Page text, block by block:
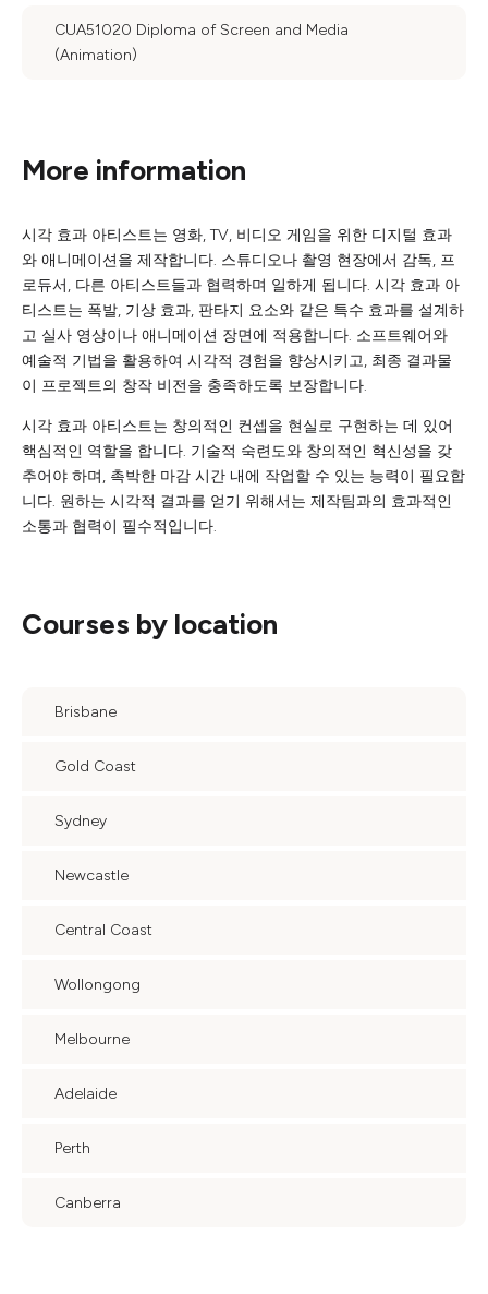
CUA51020 Diploma of Screen and Media
(Animation)
More information
시각 효과 아티스트는 영화, TV, 비디오 게임을 위한 디지털 효과
와 애니메이션을 제작합니다. 스튜디오나 촬영 현장에서 감독, 프
로듀서, 다른 아티스트들과 협력하며 일하게 됩니다. 시각 효과 아
티스트는 폭발, 기상 효과, 판타지 요소와 같은 특수 효과를 설계하
고 실사 영상이나 애니메이션 장면에 적용합니다. 소프트웨어와
예술적 기법을 활용하여 시각적 경험을 향상시키고, 최종 결과물
이 프로젝트의 창작 비전을 충족하도록 보장합니다.
시각 효과 아티스트는 창의적인 컨셉을 현실로 구현하는 데 있어
핵심적인 역할을 합니다. 기술적 숙련도와 창의적인 혁신성을 갖
추어야 하며, 촉박한 마감 시간 내에 작업할 수 있는 능력이 필요합
니다. 원하는 시각적 결과를 얻기 위해서는 제작팀과의 효과적인
소통과 협력이 필수적입니다.
Courses by location
Brisbane
Gold Coast
Sydney
Newcastle
Central Coast
Wollongong
Melbourne
Adelaide
Perth
Canberra